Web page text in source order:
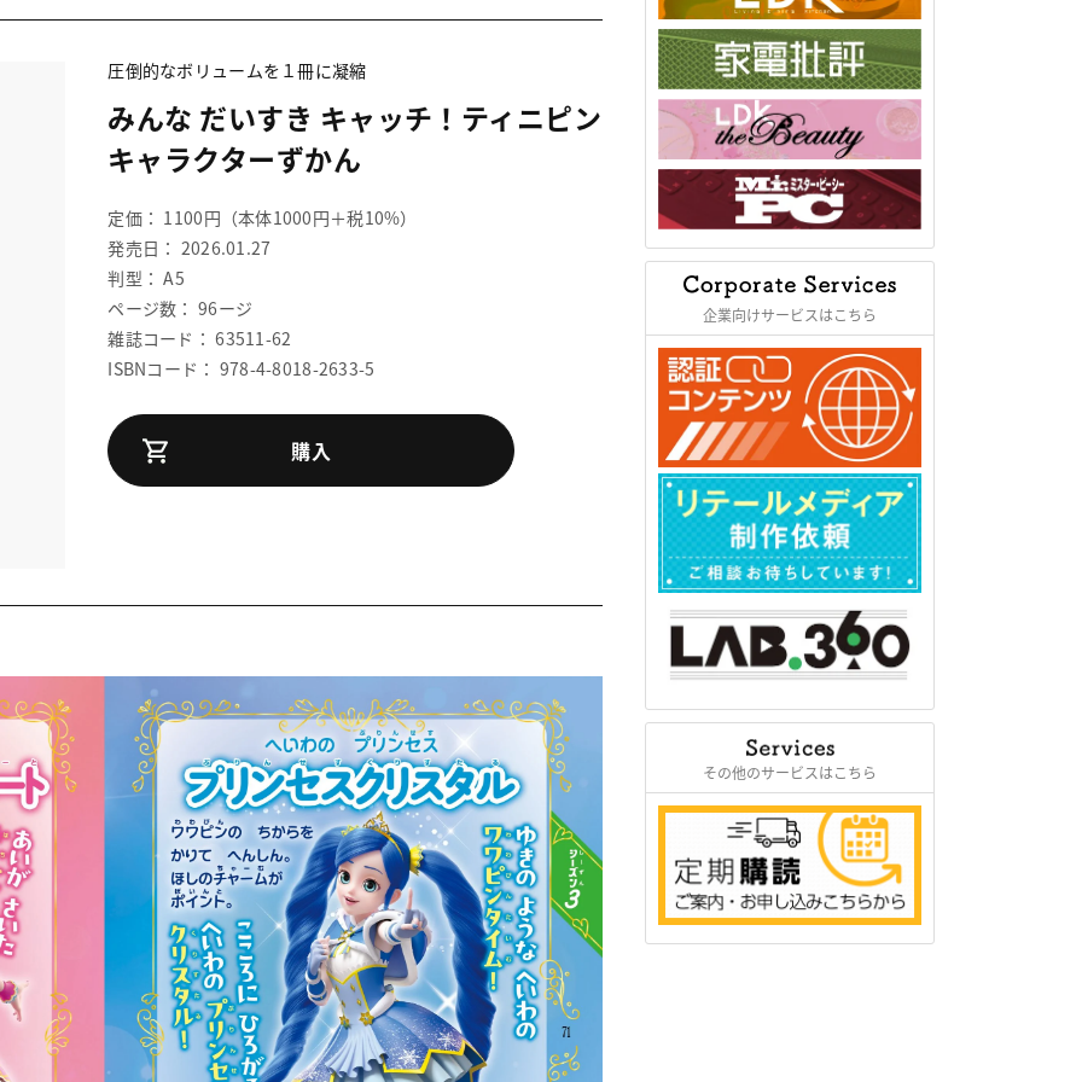
圧倒的なボリュームを１冊に凝縮
みんな だいすき キャッチ！ティニピン
キャラクターずかん
定価： 1100円（本体1000円＋税10%）
発売日： 2026.01.27
判型： A5
ページ数： 96ージ
雑誌コード： 63511-62
ISBNコード： 978-4-8018-2633-5
購入
企業向けサービスはこちら
その他のサービスはこちら